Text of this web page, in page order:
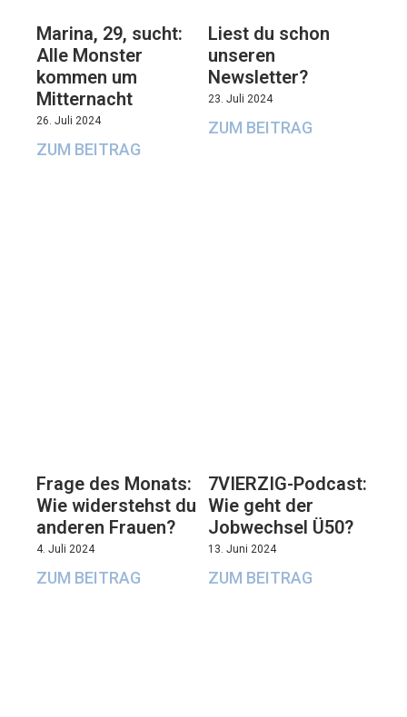
Marina, 29, sucht:
Alle Monster
kommen um
Mitternacht
26. Juli 2024
ZUM BEITRAG
Liest du schon
unseren
Newsletter?
23. Juli 2024
ZUM BEITRAG
Frage des Monats:
Wie widerstehst du
anderen Frauen?
4. Juli 2024
ZUM BEITRAG
7VIERZIG-Podcast:
Wie geht der
Jobwechsel Ü50?
13. Juni 2024
ZUM BEITRAG